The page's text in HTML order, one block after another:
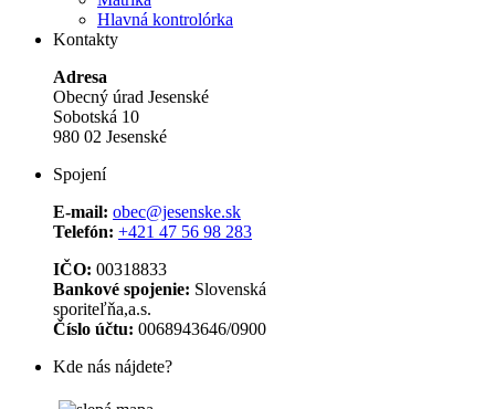
Hlavná kontrolórka
Kontakty
Adresa
Obecný úrad Jesenské
Sobotská 10
980 02 Jesenské
Spojení
E-mail: obec@jesenske.sk
Telefón: +421 47 56 98 283
IČO: 00318833
Bankové spojenie: Slovenská
sporiteľňa,a.s.
Číslo účtu: 0068943646/0900
Kde nás nájdete?